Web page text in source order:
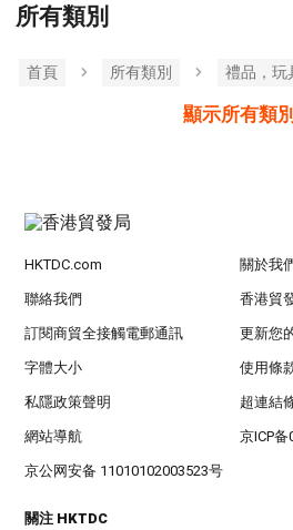
所有類別
首頁 所有類別 禮品，玩
顯示所有類別
HKTDC.com 關於我
聯絡我們 香港貿
訂閱商貿全接觸電郵通訊 更新您
字體大小 使用條
私隱政策聲明 超連結
網站導航 京ICP
京公网安备 11010102003523号
關注 HKTDC